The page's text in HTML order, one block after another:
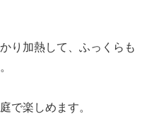
り加熱して、ふっくらも
で楽しめます。